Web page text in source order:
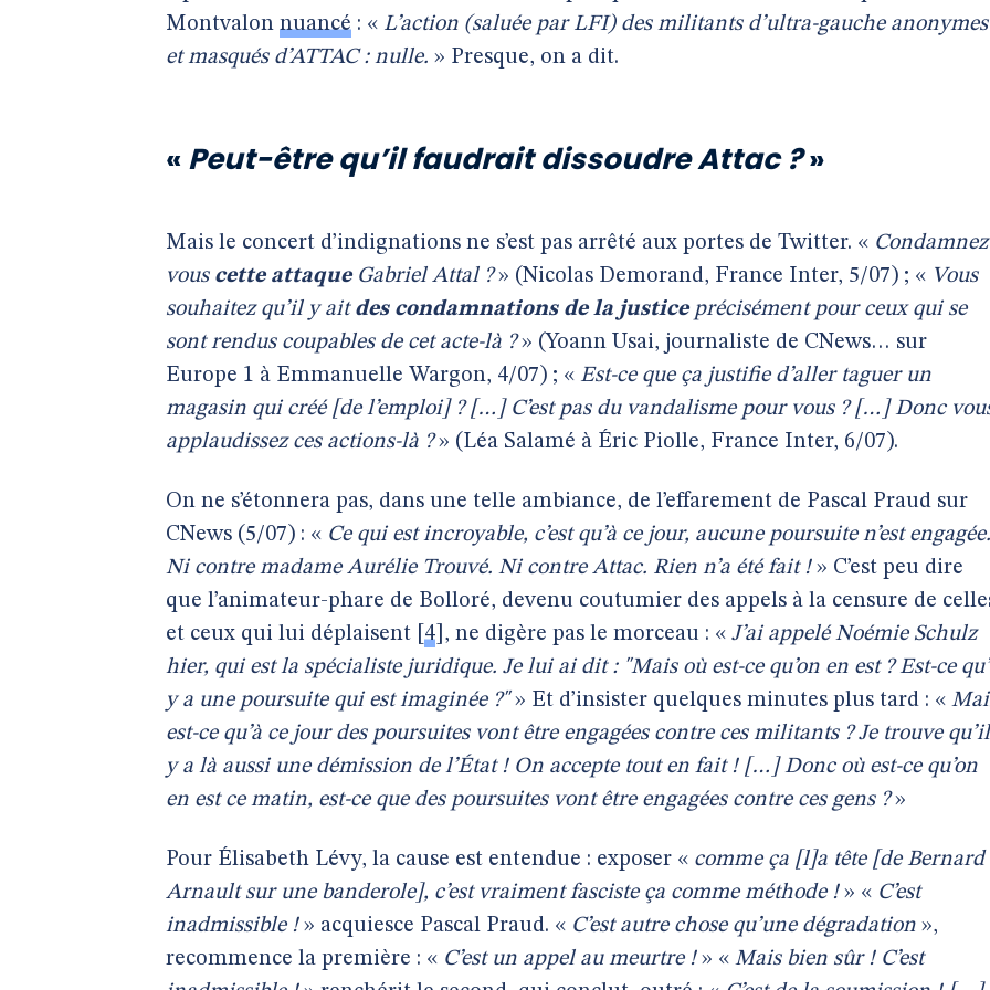
Montvalon nuancé : « L’action (saluée par LFI) des militants d’ultra-gauche anonymes
et masqués d’ATTAC : nulle. » Presque, on a dit.
«Peut-être qu’il faudrait dissoudre Attac ?»
Mais le concert d’indignations ne s’est pas arrêté aux portes de Twitter. «
vous cette attaqueGabriel Attal ?» (Nicolas Demorand, France Inter, 5/07) ; « Vous
souhaitez qu’il y ait des condamnations de la justiceprécisément pour ceux qui se
sont rendus coupables de cet acte-là ?» (Yoann Usai, journaliste de CNews… sur
Europe 1 à Emmanuelle Wargon, 4/07) ; « Est-ce que ça justifie d’aller taguer un
magasin qui créé [de l’emploi] ? […] C’est pas du vandalisme pour vous ? […] Donc
applaudissez ces actions-là ?» (Léa Salamé à Éric Piolle, France Inter, 6/07).
On ne s’étonnera pas, dans une telle ambiance, de l’effarement de Pascal Praud sur
CNews (5/07) : « Ce qui est incroyable, c’est qu’à ce jour, aucune poursuite n’est engagée.
Ni contre madame Aurélie Trouvé. Ni contre Attac. Rien n’a été fait !» C’est peu dire
que l’animateur-phare de Bolloré, devenu coutumier des appels à la censure de
et ceux qui lui déplaisent 4 , ne digère pas le morceau : « J’ai appelé Noémie Schulz
hier, qui est la spécialiste juridique. Je lui ai dit : "Mais où est-ce qu’on en est ? Est-ce
y a une poursuite qui est imaginée ?"» Et d’insister quelques minutes plus tard : «
est-ce qu’à ce jour des poursuites vont être engagées contre ces militants ? Je trouve qu’il
y a là aussi une démission de l’État ! On accepte tout en fait ! […] Donc où est-ce qu’on
en est ce matin, est-ce que des poursuites vont être engagées contre ces gens ?»
Pour Élisabeth Lévy, la cause est entendue : exposer « comme ça [l]a tête [de Bernard
Arnault sur une banderole], c’est vraiment fasciste ça comme méthode !» « C’est
inadmissible !» acquiesce Pascal Praud. « C’est autre chose qu’une dégradation »,
recommence la première : « C’est un appel au meurtre !» « Mais bien sûr ! C’est